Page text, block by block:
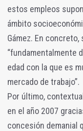
estos empleos
ámbito
Gámez. En
“fundamentalmente
edad con la que es
mercado de trabajo”.
Por último,
en el año 2007
concesión demanial